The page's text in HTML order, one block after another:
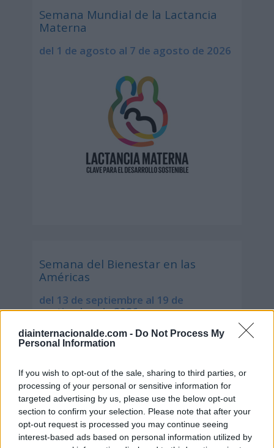
diainternacionalde.com - Do Not Process My
Personal Information
If you wish to opt-out of the sale, sharing to third parties, or
processing of your personal or sensitive information for
targeted advertising by us, please use the below opt-out
section to confirm your selection. Please note that after your
opt-out request is processed you may continue seeing
interest-based ads based on personal information utilized by
Semana Mundial de la Lactancia
Materna
del 1 de agosto al 7 de agosto de 2026
Semana del Bienestar en las
Américas
del 13 de septiembre al 19 de
septiembre de 2026